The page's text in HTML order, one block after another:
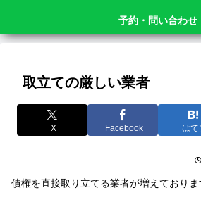
予約・問い合わせ
取立ての厳しい業者
X Facebook はて
債権を直接取り立てる業者が増えておりま